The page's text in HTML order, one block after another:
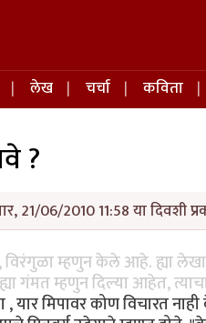
लेख चर्चा कविता
?
21/06/2010 11:58 या दिवशी
म्हणुन केले आहे. ह्या
गंमत म्हणुन दिल्या आहेत,
, यार मिपावर कोण विचारत